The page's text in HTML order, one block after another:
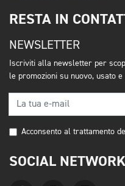
RESTA IN
NEWSLETTER
Iscriviti alla newsletter per
le promozioni su nuovo, usato e
Acconsento al trattamento
SOCIAL NETWORK